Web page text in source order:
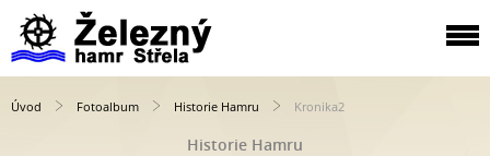
Úvod Fotoalbum Historie Hamru Kronika2
Historie Hamru